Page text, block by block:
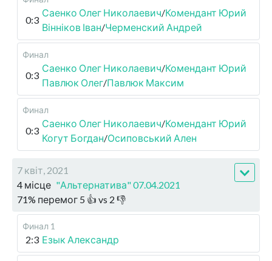
0:3
Саенко Олег Николаевич/Комендант Юрий
Вінніков Іван/Черменский Андрей
Финал
0:3
Саенко Олег Николаевич/Комендант Юрий
Павлюк Олег/Павлюк Максим
Финал
0:3
Саенко Олег Николаевич/Комендант Юрий
Когут Богдан/Осиповський Ален
7 квіт, 2021
4 місце "Альтернатива" 07.04.2021
71% перемог 5 👍 vs 2 👎
Финал 1
2:3 Езык Александр